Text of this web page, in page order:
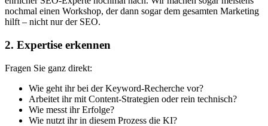
nochmal einen Workshop, der dann sogar dem gesamten Marketing
hilft – nicht nur der SEO.
2. Expertise erkennen
Fragen Sie ganz direkt:
Wie geht ihr bei der Keyword-Recherche vor?
Arbeitet ihr mit Content-Strategien oder rein technisch?
Wie messt ihr Erfolge?
Wie nutzt ihr in diesem Prozess die KI?